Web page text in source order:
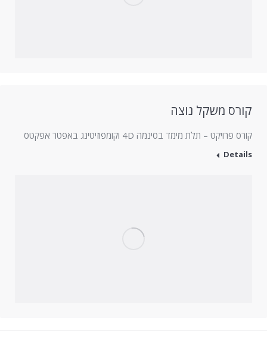
קורס משקל נוצה
קורס פרויקט – תלת מימד בסינמה 4D וקומפוזיטינג באפטר אפקטס
Details